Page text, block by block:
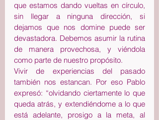
que estamos dando vueltas en círculo,
sin llegar a ninguna dirección, si
dejamos que nos domine puede ser
devastadora. Debemos asumir la rutina
de manera provechosa, y viéndola
como parte de nuestro propósito.
Vivir de experiencias del pasado
también nos estancan. Por eso Pablo
expresó: “olvidando ciertamente lo que
queda atrás, y extendiéndome a lo que
está adelante, prosigo a la meta, al